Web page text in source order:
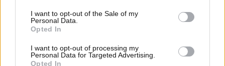
I want to opt-out of the Sale of my
Personal Data.
Opted In
I want to opt-out of processing my
Personal Data for Targeted Advertising.
Opted In
ingresso il prossimo anno nel mondo della
MotoGP